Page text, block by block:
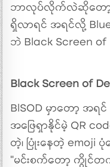
ဘာလုပ်လိုက်လဲဆိုတော့ သူ့
ရှိလာရင် အရင်လို့
ဘဲ Black Screen of
Black Screen of
BlSOD မှာတော့ အရ
အဖြေရှာနိုင်မဲ့ QR
တဲ့၊ ပြုံးနေတဲ့ emoji
“မင်းစက်တော့ ကွိုင်တ